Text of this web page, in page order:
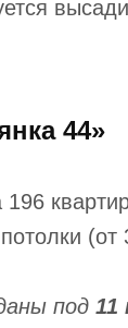
44»
196
(от
под 11